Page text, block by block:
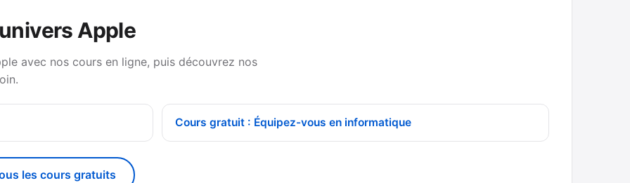
Apple
avec nos cours en ligne, puis découvrez nos
Cours gratuit : Équipez-vous en informatique
les cours gratuits